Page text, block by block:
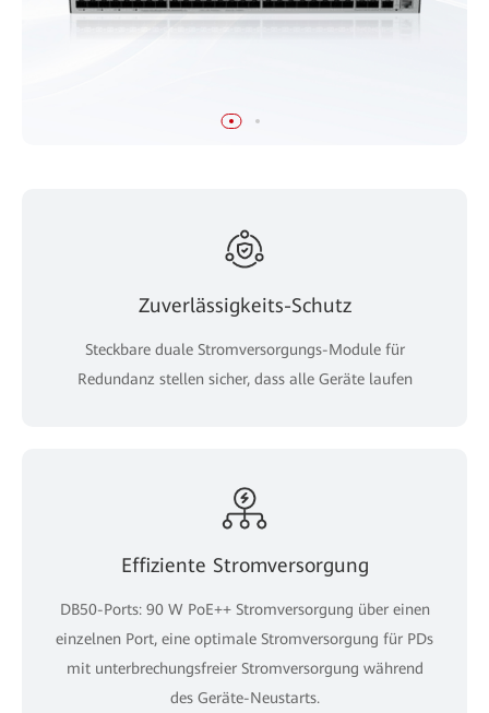
Zuverlässigkeits-Schutz
Steckbare duale Stromversorgungs-Module für
Redundanz stellen sicher, dass alle Geräte laufen
Effiziente Stromversorgung
DB50-Ports: 90 W PoE++ Stromversorgung über einen
einzelnen Port, eine optimale Stromversorgung für PDs
mit unterbrechungsfreier Stromversorgung während
des Geräte-Neustarts.